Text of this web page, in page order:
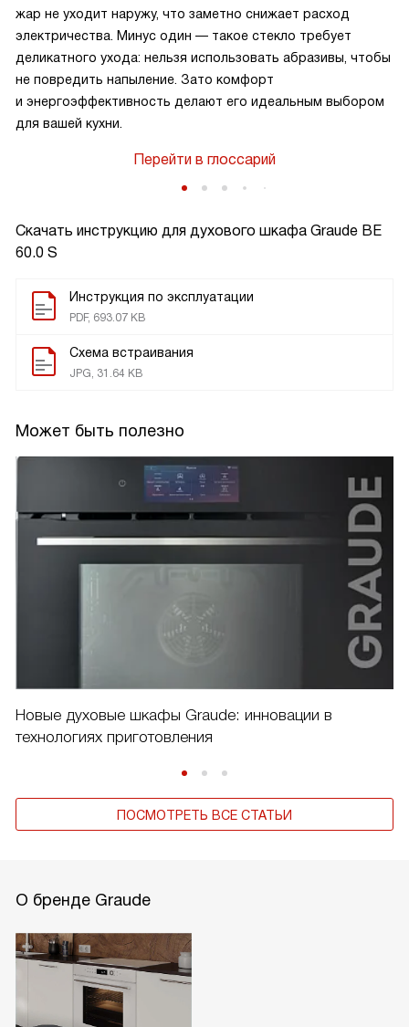
Скачать инструкцию для духового шкафа Graude BE
60.0 S
Инструкция по эксплуатации
PDF, 693.07 KB
Схема встраивания
JPG, 31.64 KB
Может быть полезно
Новые духовые шкафы Graude: инновации в
технологиях приготовления
ПОСМОТРЕТЬ ВСЕ СТАТЬИ
жар не уходит наружу, что заметно снижает расход
электричества. Минус один — такое стекло требует
деликатного ухода: нельзя использовать абразивы, чтобы
не повредить напыление. Зато комфорт
и энергоэффективность делают его идеальным выбором
для вашей кухни.
Перейти в глоссарий
О бренде Graude